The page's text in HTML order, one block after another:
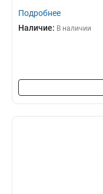
Подробнее
Наличие: В наличии